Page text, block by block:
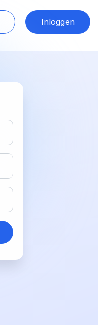
Inloggen